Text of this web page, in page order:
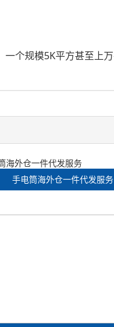
个规模5K平方甚至
手电筒海外仓一件代发服务